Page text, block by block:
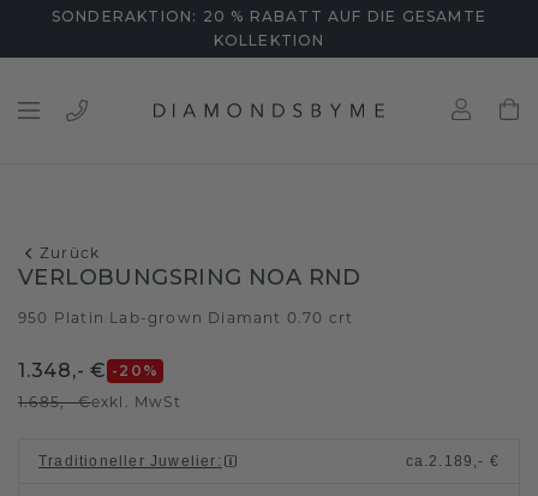
SONDERAKTION: 20 % RABATT AUF DIE GESAMTE
KOLLEKTION
Zurück
VERLOBUNGSRING NOA RND
950 Platin Lab-grown Diamant 0.70 crt
1.348,- € -20 %
1.685,- €exkl. MwSt
Traditioneller Juwelier : ca.2.189,- €